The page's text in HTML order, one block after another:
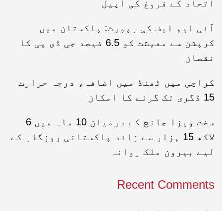
اتحاد کے فروغ کی اپیل
آئی ایم ایف کی رپورٹ: پاکستان میں
کرپشن سے معیشت کو 6.5 فیصد جی ڈی پی کا
نقصان
کراچی میں ٹھنڈ میں اضافہ، درجہ حرارت
15 ڈگری تک گرنے کا امکان
سخت ویزا جانچ کے درمیان 10 ماہ میں 6
لاکھ 15 ہزار سے زائد پاکستانی روزگار کے
لیے بیرون ملک روانہ
Recent Comments